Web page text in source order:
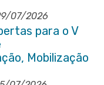
07/2026
para o V
Mobilização
em